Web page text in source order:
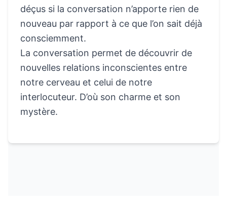
déçus si la conversation n’apporte rien de
nouveau par rapport à ce que l’on sait déjà
consciemment.
La conversation permet de découvrir de
nouvelles relations inconscientes entre
notre cerveau et celui de notre
interlocuteur. D’où son charme et son
mystère.